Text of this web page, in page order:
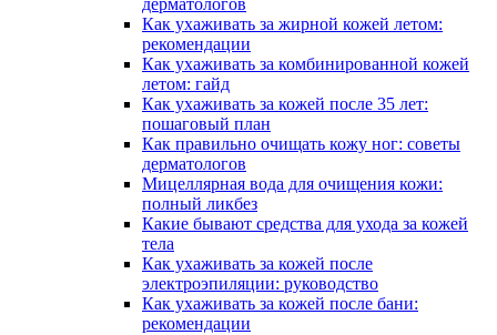
дерматологов
Как ухаживать за жирной кожей летом:
рекомендации
Как ухаживать за комбинированной кожей
летом: гайд
Как ухаживать за кожей после 35 лет:
пошаговый план
Как правильно очищать кожу ног: советы
дерматологов
Мицеллярная вода для очищения кожи:
полный ликбез
Какие бывают средства для ухода за кожей
тела
Как ухаживать за кожей после
электроэпиляции: руководство
Как ухаживать за кожей после бани:
рекомендации